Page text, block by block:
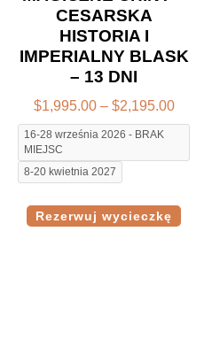
CESARSKA
HISTORIA I
IMPERIALNY BLASK
– 13 DNI
$1,995.00 – $2,195.00
16-28 września 2026 - BRAK
MIEJSC
8-20 kwietnia 2027
Rezerwuj wycieczkę